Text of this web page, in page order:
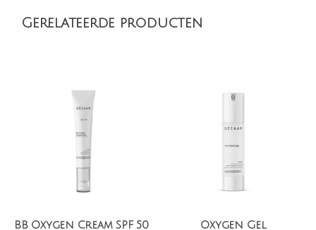
Gerelateerde producten
BB Oxygen Cream SPF 50
Oxygen Gel